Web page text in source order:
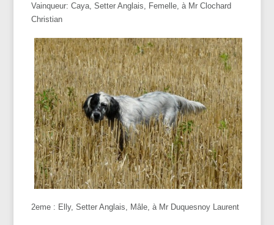
Vainqueur: Caya, Setter Anglais, Femelle, à Mr Clochard
Christian
2eme : Elly, Setter Anglais, Mâle, à Mr Duquesnoy Laurent